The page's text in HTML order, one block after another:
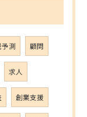
測 顧問
求人
創業支援